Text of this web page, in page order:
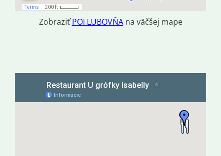
ZobraziťPOI LUBOVŇAna väčšej mape